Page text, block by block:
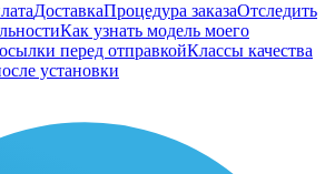
ДоставкаПроцедура заказаОтследить
Как узнать модель моего
перед отправкойКлассы качества
установки